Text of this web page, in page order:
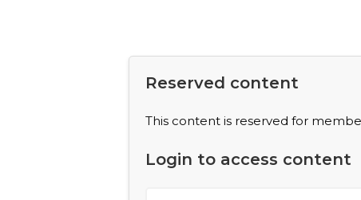
Reserved content
This content is reserved for
Login to access content